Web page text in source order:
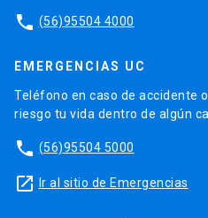
phone (56)95504 4000
EMERGENCIAS UC
Teléfono en caso de accidente
riesgo tu vida dentro de algún
phone (56)95504 5000
launch Ir al sitio de Emergencias